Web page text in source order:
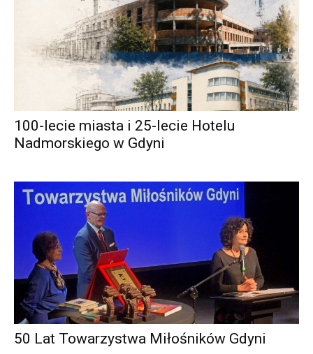
100-lecie miasta i 25-lecie Hotelu
Nadmorskiego w Gdyni
50 Lat Towarzystwa Miłośników Gdyni